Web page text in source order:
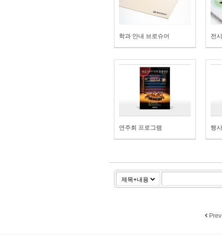
학과 안내 브로슈어 전
연주회 프로그램 행
Prev